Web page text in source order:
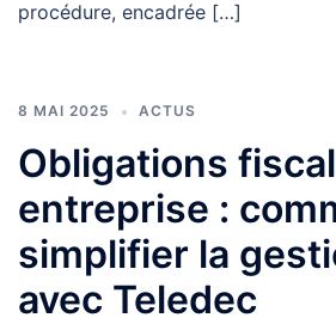
procédure, encadrée […]
8 MAI 2025 ACTUS
Obligations
entreprise :
simplifier la
avec Teledec